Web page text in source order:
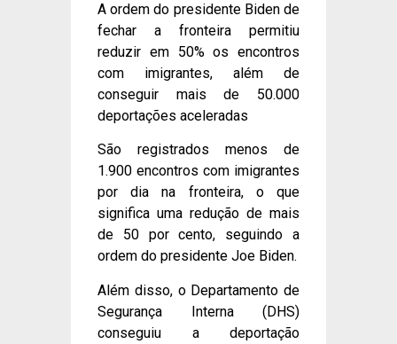
A ordem do presidente Biden de
fechar a fronteira permitiu
reduzir em 50% os encontros
com imigrantes, além de
conseguir mais de 50.000
deportações aceleradas
São registrados menos de
1.900 encontros com imigrantes
por dia na fronteira, o que
significa uma redução de mais
de 50 por cento, seguindo a
ordem do presidente Joe Biden.
Além disso, o Departamento de
Segurança Interna (DHS)
conseguiu a deportação